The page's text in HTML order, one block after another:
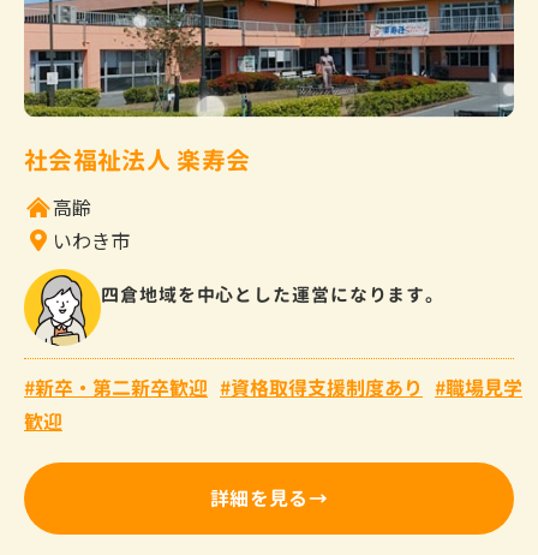
社会福祉法人 楽寿会
高齢
いわき市
四倉地域を中心とした運営になります。
新卒・第二新卒歓迎 資格取得支援制度あり
職場見学
歓迎
詳細を見る